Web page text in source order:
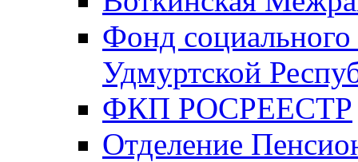
Фонд
Удмуртской
ФКП РОСРЕЕСТР
Отделение